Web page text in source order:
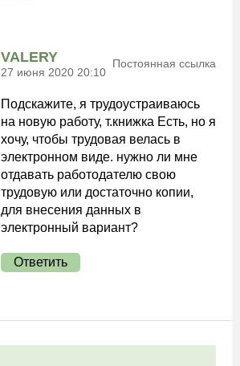
VALERY
27 июня 2020 20:10
Постоянная ссылка
Подскажите, я трудоустраиваюсь
на новую работу, т.книжка Есть, но я
хочу, чтобы трудовая велась в
электронном виде. нужно ли мне
отдавать работодателю свою
трудовую или достаточно копии,
для внесения данных в
электронный вариант?
Ответить